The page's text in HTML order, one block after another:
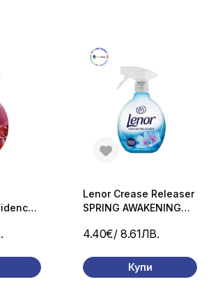
4.40€/ 8.61ЛВ.
Lenor Crease Releaser
SPRING AWAKENING
изглаждащ тъканите
Купи